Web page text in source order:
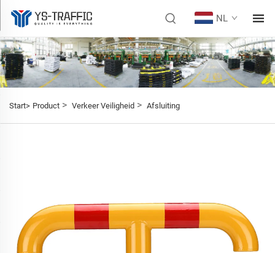
NL
Start> Product > Verkeer Veiligheid > Afsluiting